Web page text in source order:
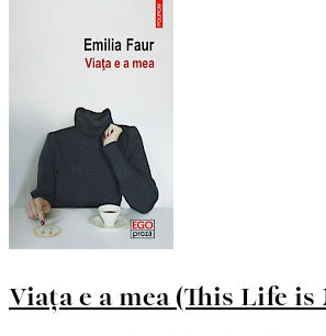
Viața e a mea (This Life